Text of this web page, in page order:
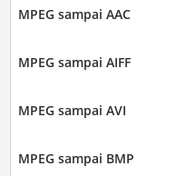
MPEG sampai AAC
MPEG sampai AIFF
MPEG sampai AVI
MPEG sampai BMP